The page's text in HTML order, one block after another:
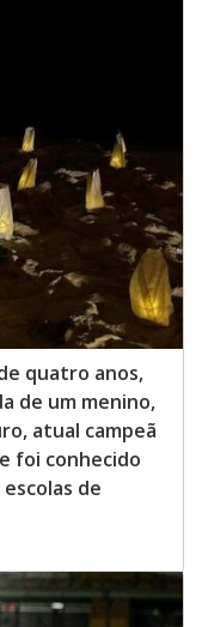
quatro anos,
de um menino,
atual campeã
foi conhecido
de